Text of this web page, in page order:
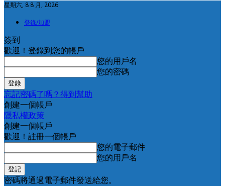
星期六, 8 8 月, 2026
登錄/加盟
簽到
歡迎！登錄到您的帳戶
您的用戶名
您的密碼
忘記密碼了嗎？得到幫助
創建一個帳戶
隱私權政策
創建一個帳戶
歡迎！註冊一個帳戶
您的電子郵件
您的用戶名
密碼將通過電子郵件發送給您。